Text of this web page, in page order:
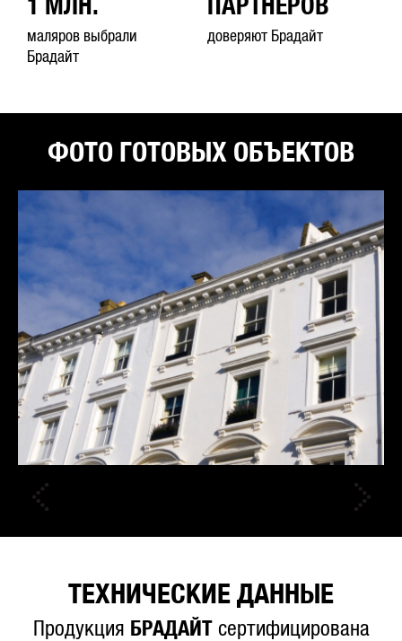
1
МЛН.
маляров выбрали
Брадайт
ПАРТНЕРОВ
доверяют Брадайт
ФОТО ГОТОВЫХ ОБЪЕКТОВ
ТЕХНИЧЕСКИЕ ДАННЫЕ
Продукция БРАДАЙТсертифицирована